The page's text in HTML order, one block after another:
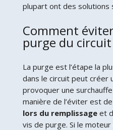
plupart ont des solutions
Comment
purge du circuit
La purge est l’étape la
dans le circuit peut créer
provoquer une
manière de l’éviter est de
lors du remplissageet
vis de purge. Si le